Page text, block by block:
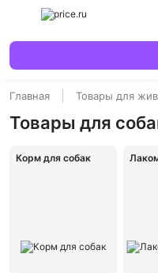
Главная Товары для
Товары для
Корм для собак